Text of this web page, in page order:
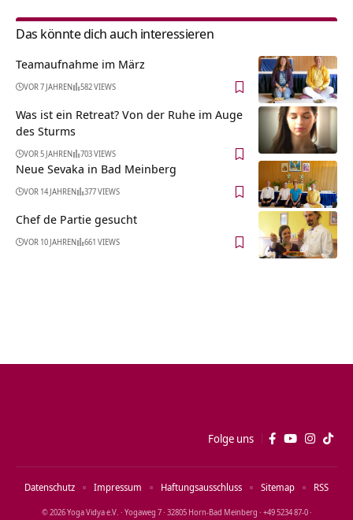
Das könnte dich auch interessieren
Teamaufnahme im März
VOR 7 JAHREN 582 VIEWS
Was ist ein Retreat? Von der Ruhe im Auge
des Sturms
VOR 5 JAHREN 703 VIEWS
Neue Sevaka in Bad Meinberg
VOR 14 JAHREN 377 VIEWS
Chef de Partie gesucht
VOR 10 JAHREN 661 VIEWS
Folge uns
© 2026 Yoga Vidya e.V. · Yogaweg 7 · 32805 Horn‑Bad Meinberg · +49 5234 87‑0 ·
Datenschutz Impressum Haftungsausschluss Sitemap RSS